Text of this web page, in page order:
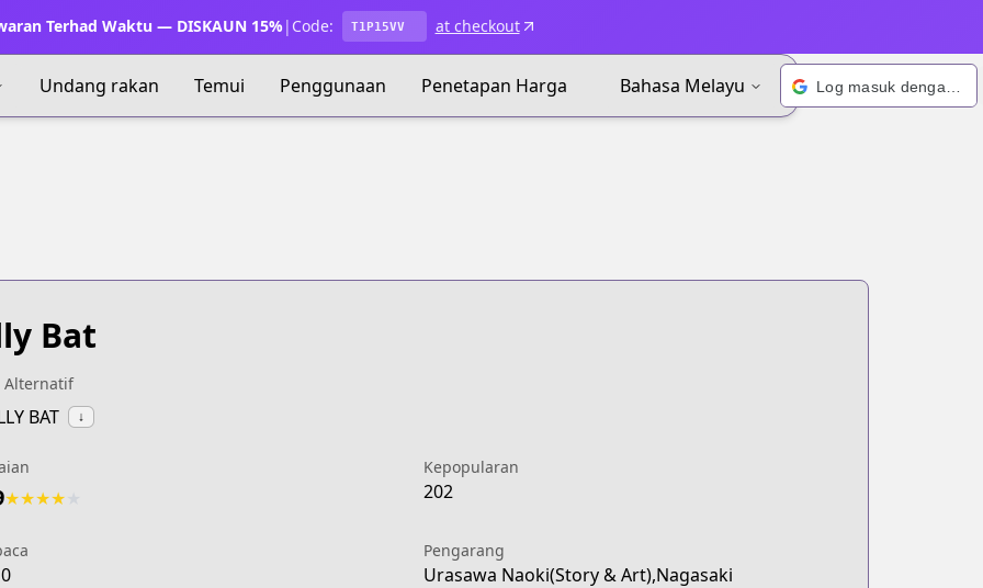
Terhad Waktu — DISKAUN 15%| Code: T1P15VV at checkout
Undang rakan Temui Penggunaan Penetapan Harga Bahasa Melayu
Bat
Alternatif
BAT ↓
★★★★
Kepopularan
202
Pengarang
Urasawa Naoki(Story & Art),Nagasaki